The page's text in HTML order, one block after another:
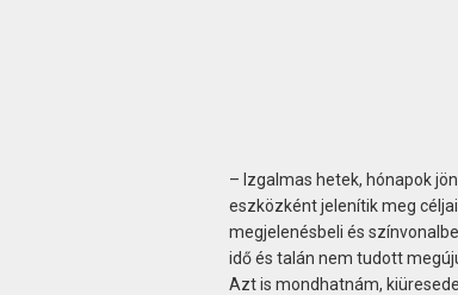
– Izgalmas hetek, hónapok
eszközként jelenítik meg
megjelenésbeli és
idő és talán nem tudott
Azt is mondhatnám,